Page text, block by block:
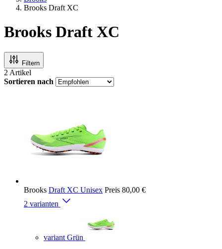
Brooks Draft XC
Brooks Draft XC
Filtern
2 Artikel
Sortieren nach
Brooks Draft XC Unisex Preis 80,00 €
2 varianten
variant Grün